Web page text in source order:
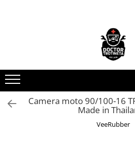
Toate produsele
Piese de schimb
https://www.doctortrotineta.ro/
Acceleratie
Camera moto 90/100-16
Made in
VeeRubber